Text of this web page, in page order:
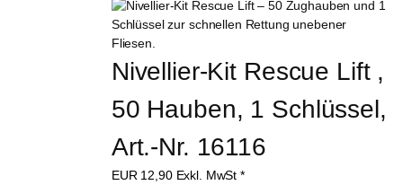
Nivellier-Kit Rescue Lift ,
50 Hauben, 1 Schlüssel,
Art.-Nr. 16116
EUR 12,90 Exkl. MwSt *